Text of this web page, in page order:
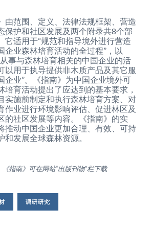
由范围、定义、法律法规框架、营造
保护和社区发展及两个附录共8个部
它适用于“规范和指导境外进行营造
企业森林培育活动的全过程”，以
事与森林培育相关的中国企业的活
以用于执导提供非木质产品及其它服
企业”。《指南》为中国企业境外可
培育活动提出了应达到的基本要求，
实施前制定和执行森林培育方案、对
作业进行环境影响评估、促进林区及
的社区发展等内容。《指南》的实
推动中国企业更加合理、有效、可持
和发展全球森林资源。
《指南》可在网站“出版刊物”栏下载
调研研究